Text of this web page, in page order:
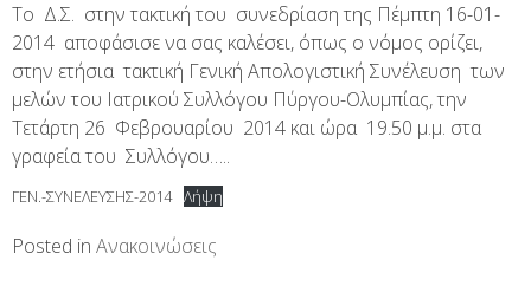
Το Δ.Σ. στην τακτική του συνεδρίαση της Πέμπτη 16-01-
2014 αποφάσισε να σας καλέσει, όπως ο νόμος ορίζει,
στην ετήσια τακτική Γενική Απολογιστική Συνέλευση των
μελών του Ιατρικού Συλλόγου Πύργου-Ολυμπίας, την
Τετάρτη 26 Φεβρουαρίου 2014 και ώρα 19.50 μ.μ. στα
γραφεία του Συλλόγου…..
ΓΕΝ.-ΣΥΝΕΛΕΥΣΗΣ-2014 Λήψη
Posted in Ανακοινώσεις